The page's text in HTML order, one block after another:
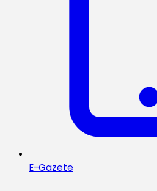
E-Gazete